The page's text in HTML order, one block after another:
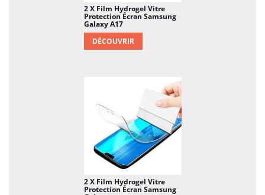
2 X Film Hydrogel Vitre
Protection Écran Samsung
Galaxy A17
DÉCOUVRIR
2 X Film Hydrogel Vitre
Protection Écran Samsung